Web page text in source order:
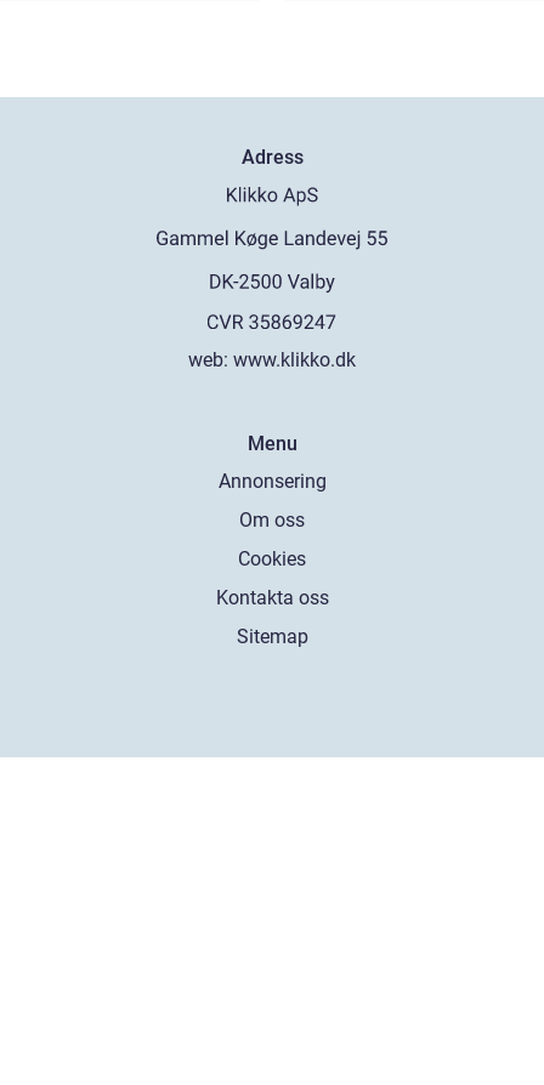
Adress
web: www.klikko.dk
Menu
Annonsering
Om oss
Cookies
Kontakta oss
Sitemap